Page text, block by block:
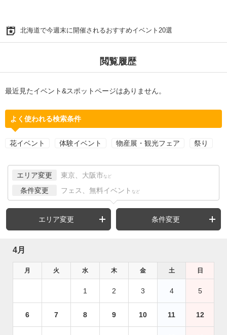
北海道で今週末に開催されるおすすめイベント20選
閲覧履歴
最近見たイベント&スポットページはありません。
よく使われる検索条件
花イベント 体験イベント 物産展・観光フェア 祭り
エリア変更 東京、大阪市 など
条件変更 フェス、無料イベント など
エリア変更 条件変更
4月
月 火 水 木 金 土 日
1 2 3 4 5
6 7 8 9 10 11 12